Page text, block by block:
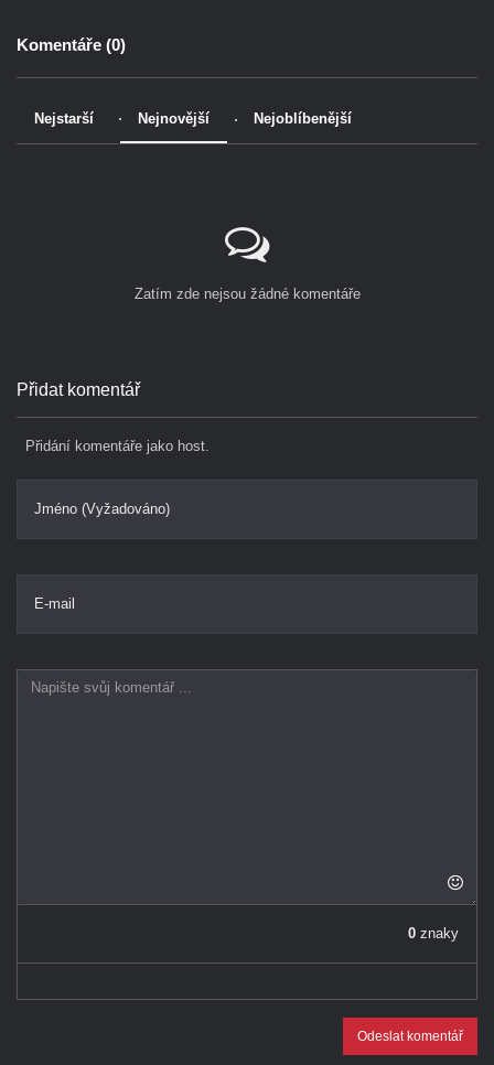
Komentáře (0)
Nejstarší Nejnovější Nejoblíbenější
Zatím zde nejsou žádné komentáře
Přidat komentář
Přidání komentáře jako host.
Jméno (Vyžadováno)
E-mail
0 znaky
Odeslat komentář